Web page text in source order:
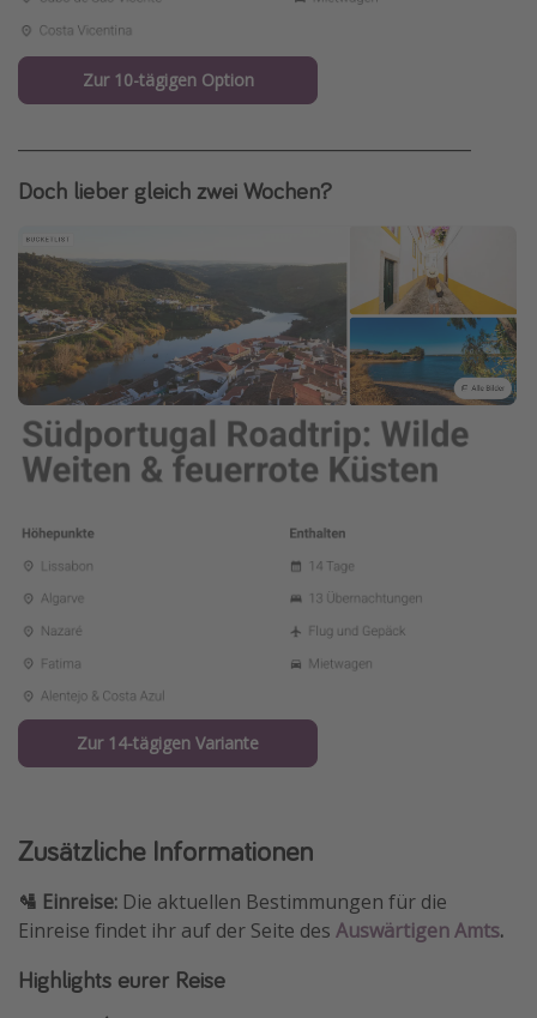
Zur 10-tägigen Option
Doch lieber gleich zwei Wochen?
Zur 14-tägigen Variante
Zusätzliche Informationen
🛂 Einreise: Die aktuellen Bestimmungen für die
Einreise findet ihr auf der Seite des Auswärtigen Amts.
Highlights eurer Reise